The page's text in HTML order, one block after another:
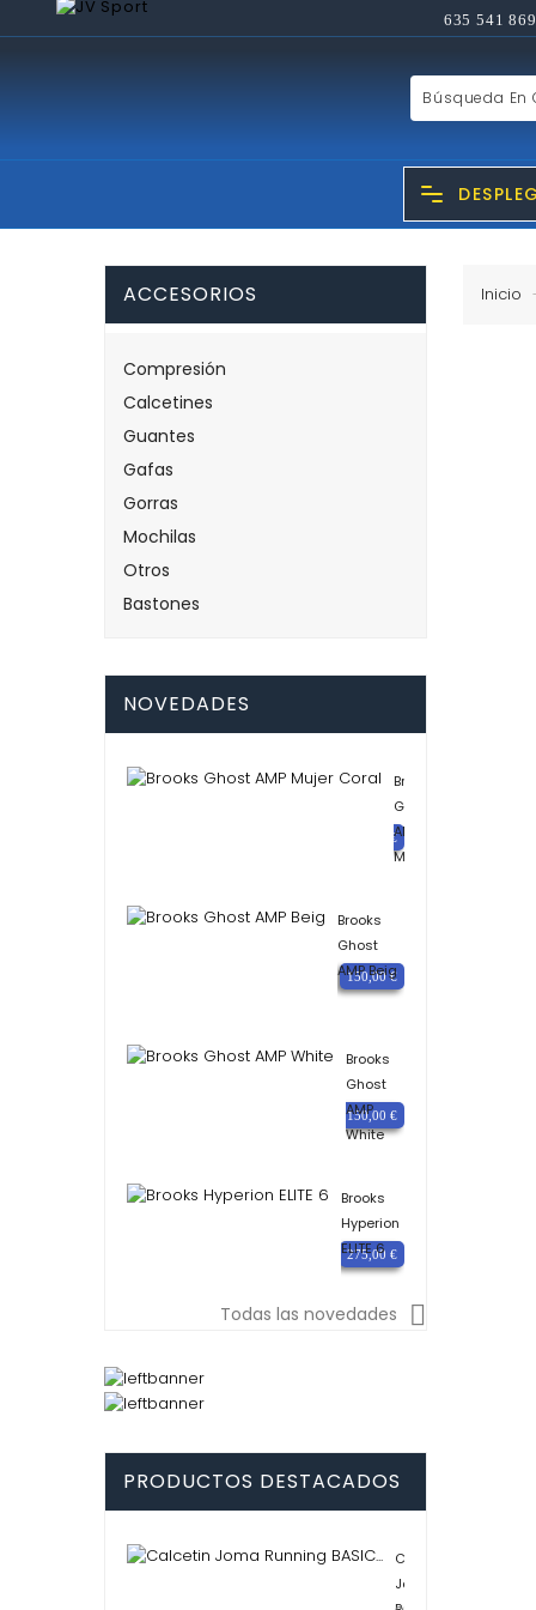
635 541
ACCESORIOS
Compresión
Calcetines
Guantes
Gafas
Gorras
Mochilas
Otros
Bastones
NOVEDADES
Brooks
Ghost
AMP
Mujer
Precio
150,00 €
Brooks
Ghost
AMP Beig
Precio
150,00 €
Brooks
Ghost
AMP
White
Precio
150,00 €
Brooks
Hyperion
ELITE 6
Precio
275,00 €
Todas las novedades 
PRODUCTOS DESTACADOS
Calcetin
Joma
Inicio